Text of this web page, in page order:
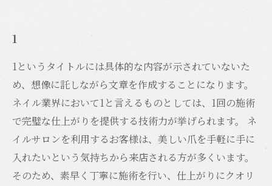
1
1というタイトルには具体的な内容が示されていないた
め、想像に託しながら文章を作成することになります。
ネイル業界において1と言えるものとしては、1回の施術
で完璧な仕上がりを提供する技術力が挙げられます。 ネ
イルサロンを利用するお客様は、美しい爪を手軽に手に
入れたいという気持ちから来店される方が多くいます。
そのため、素早く丁寧に施術を行い、仕上がりにクオリ